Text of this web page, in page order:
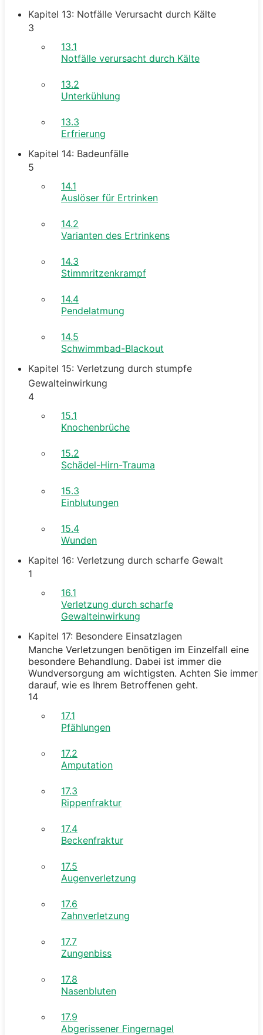
Kapitel 13: Notfälle Verursacht durch Kälte
3
13.1
Notfälle verursacht durch Kälte
13.2
Unterkühlung
13.3
Erfrierung
Kapitel 14: Badeunfälle
5
14.1
Auslöser für Ertrinken
14.2
Varianten des Ertrinkens
14.3
Stimmritzenkrampf
14.4
Pendelatmung
14.5
Schwimmbad-Blackout
Kapitel 15: Verletzung durch stumpfe
Gewalteinwirkung
4
15.1
Knochenbrüche
15.2
Schädel-Hirn-Trauma
15.3
Einblutungen
15.4
Wunden
Kapitel 16: Verletzung durch scharfe Gewalt
1
16.1
Verletzung durch scharfe
Gewalteinwirkung
Kapitel 17: Besondere Einsatzlagen
Manche Verletzungen benötigen im Einzelfall eine
besondere Behandlung. Dabei ist immer die
Wundversorgung am wichtigsten. Achten Sie immer
darauf, wie es Ihrem Betroffenen geht.
14
17.1
Pfählungen
17.2
Amputation
17.3
Rippenfraktur
17.4
Beckenfraktur
17.5
Augenverletzung
17.6
Zahnverletzung
17.7
Zungenbiss
17.8
Nasenbluten
17.9
Abgerissener Fingernagel